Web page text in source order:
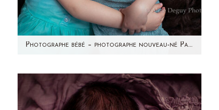
Photographe bébé – photographe nouveau-né Paris & région parisienne – Studio – Maëly
Sonia? Voici la petite princesse qui se cachait
dans ce ventre…